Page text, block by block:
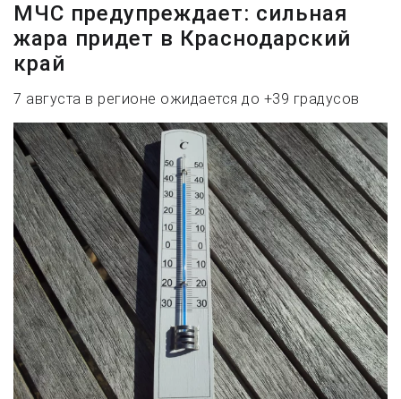
МЧС предупреждает: сильная
жара придет в Краснодарский
край
7 августа в регионе ожидается до +39 градусов